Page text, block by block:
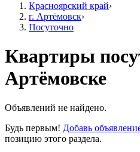
Красноярский край›
г. Артёмовск›
Посуточно
Квартиры
Артёмовске
Объявлений не найдено.
Будь первым! Добавь
позицию этого раздела.